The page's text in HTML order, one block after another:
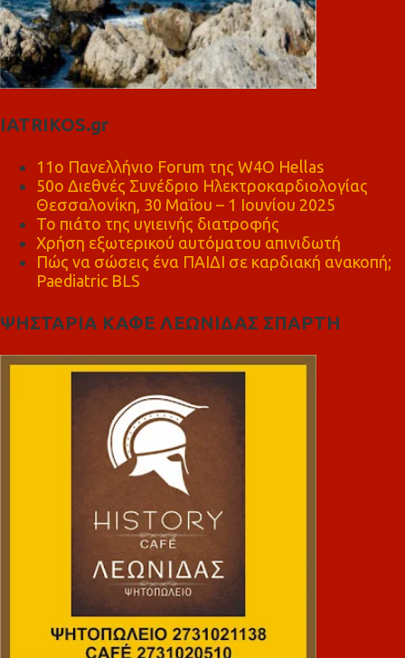
IATRIKOS.gr
11ο Πανελλήνιο Forum της W4O Hellas
50ο Διεθνές Συνέδριο Ηλεκτροκαρδιολογίας
Θεσσαλονίκη, 30 Μαΐου – 1 Ιουνίου 2025
Το πιάτο της υγιεινής διατροφής
Χρήση εξωτερικού αυτόματου απινιδωτή
Πώς να σώσεις ένα ΠΑΙΔΙ σε καρδιακή ανακοπή;
Paediatric BLS
ΨΗΣΤΑΡΙΑ ΚΑΦΕ ΛΕΩΝΙΔΑΣ ΣΠΑΡΤΗ